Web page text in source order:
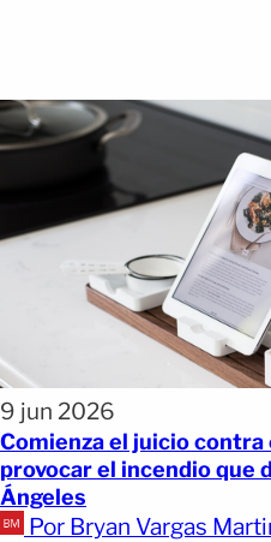
9 jun 2026
Comienza el juicio contra
provocar el incendio que
Ángeles
Por Bryan Vargas